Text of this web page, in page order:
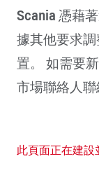
Scania 憑藉
據其他要求
置。 如需要
市場聯絡人聯
此頁面正在建設